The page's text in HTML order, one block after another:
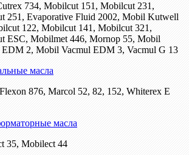
734, Mobilcut 151, Mobilcut 231,
251, Evaporative Fluid 2002, Mobil Kutwell
122, Mobilcut 141, Mobilcut 321,
ESC, Mobilmet 446, Mornop 55, Mobil
EDM 2, Mobil Vacmul EDM 3, Vacmul G 13
масла
876, Marcol 52, 82, 152, Whiterex E
масла
35, Mobilect 44